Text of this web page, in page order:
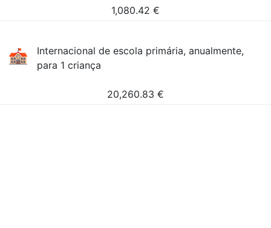
1,080.42 €
Internacional de escola primária, anualmente,
para 1 criança
20,260.83 €